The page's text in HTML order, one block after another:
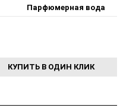
Парфюмерная вода
КУПИТЬ В ОДИН КЛИК